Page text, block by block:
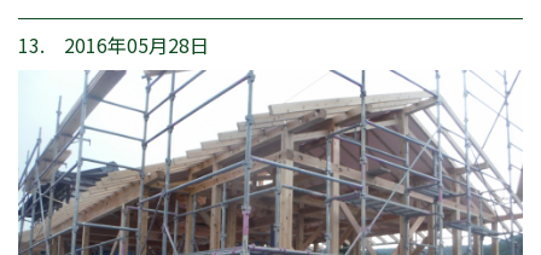
13. 2016年05月28日